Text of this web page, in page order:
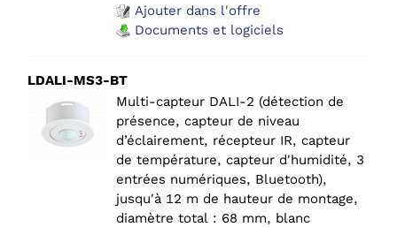
Ajouter dans l'offre
Documents et logiciels
LDALI-MS3-BT
Multi-capteur DALI-2 (détection de
présence, capteur de niveau
d’éclairement, récepteur IR, capteur
de température, capteur d'humidité, 3
entrées numériques, Bluetooth),
jusqu'à 12 m de hauteur de montage,
diamètre total : 68 mm, blanc